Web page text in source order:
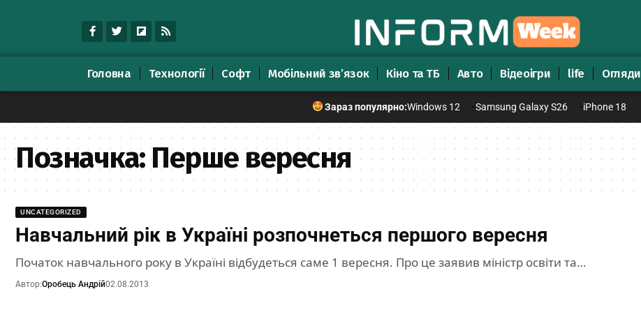
Головна Технології Софт Мобільний зв’язок Кіно та ТБ Авто Відеоігри life Огляди
Зараз популярно:Windows 12 Samsung Galaxy S26 iPhone 18
Позначка:Перше вересня
UNCATEGORIZED
Навчальний рік в Україні розпочнеться першого вересня
Початок навчального року в Україні відбудеться саме 1 вересня. Про це заявив міністр освіти та…
Автор:Оробець Андрій02.08.2013